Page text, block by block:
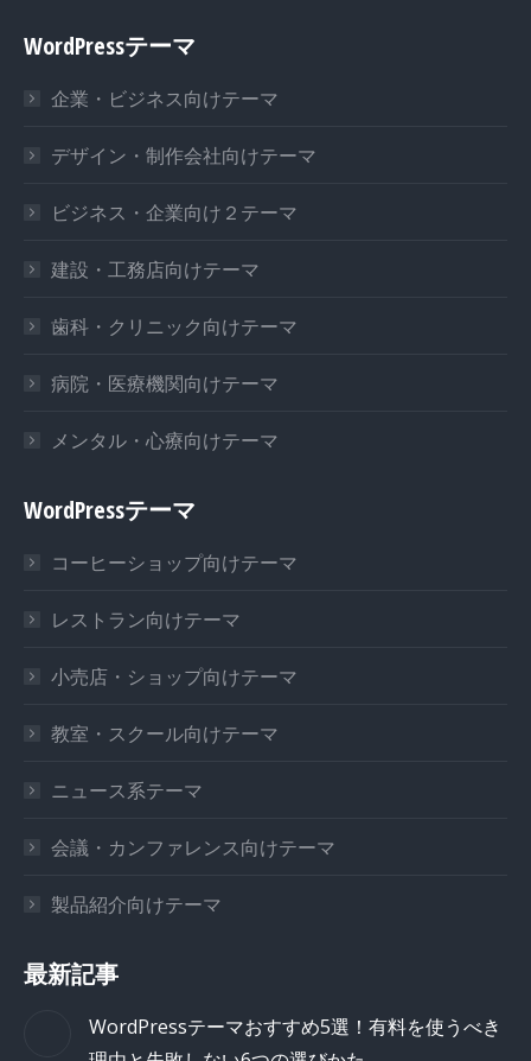
WordPressテーマ
企業・ビジネス向けテーマ
デザイン・制作会社向けテーマ
ビジネス・企業向け２テーマ
建設・工務店向けテーマ
歯科・クリニック向けテーマ
病院・医療機関向けテーマ
メンタル・心療向けテーマ
WordPressテーマ
コーヒーショップ向けテーマ
レストラン向けテーマ
小売店・ショップ向けテーマ
教室・スクール向けテーマ
ニュース系テーマ
会議・カンファレンス向けテーマ
製品紹介向けテーマ
最新記事
WordPressテーマおすすめ5選！有料を使うべき